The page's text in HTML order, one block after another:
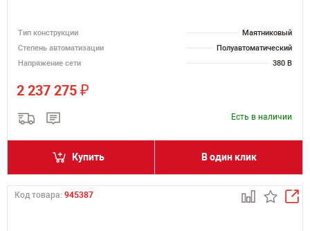
Тип конструкции
Маятниковый
Степень автоматизации
Полуавтоматический
Напряжение сети
380 В
2 237 275 ₽
Есть в наличии
Купить В один клик
Код товара: 945387